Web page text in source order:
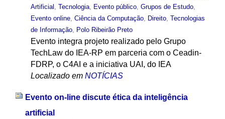
Artificial , Tecnologia, Evento público, Grupos de Estudo,
Evento online, Ciência da Computação, Direito, Tecnologias
de Informação, Polo Ribeirão Preto
Evento integra projeto realizado pelo Grupo
TechLaw do IEA-RP em parceria com o Ceadin-
FDRP, o C4AI e a iniciativa UAI, do IEA
Localizado em NOTÍCIAS
Evento on-line discute ética da inteligência
artificial